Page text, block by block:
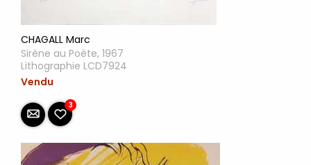
CHAGALL Marc
Sirène au Poète, 1967
Lithographie LCD7924
Vendu
3